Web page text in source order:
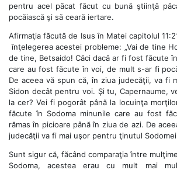
pentru acel păcat făcut cu bună ştiinţă
pocăiască şi să ceară iertare.
Afirmaţia făcută de Isus în Matei capitolul
înţelegerea acestei probleme: „Vai de tine
de tine, Betsaido! Căci dacă ar fi fost făcute
care au fost făcute în voi, de mult s-ar fi
De aceea vă spun că, în ziua judecăţii, va fi
Sidon decât pentru voi. Şi tu, Capernaume,
la cer? Vei fi pogorât până la locuinţa
făcute în Sodoma minunile care au fost
rămas în picioare până în ziua de azi. De
judecăţii va fi mai uşor pentru ţinutul
Sunt sigur că, făcând comparaţia între
Sodoma, acestea erau cu mult mai